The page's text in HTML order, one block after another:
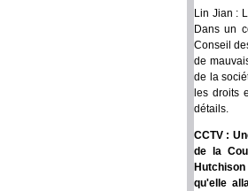
Lin Jian :
Dans un
Conseil
de
de la
les droits
détails.
CCTV :
de la
qu'elle